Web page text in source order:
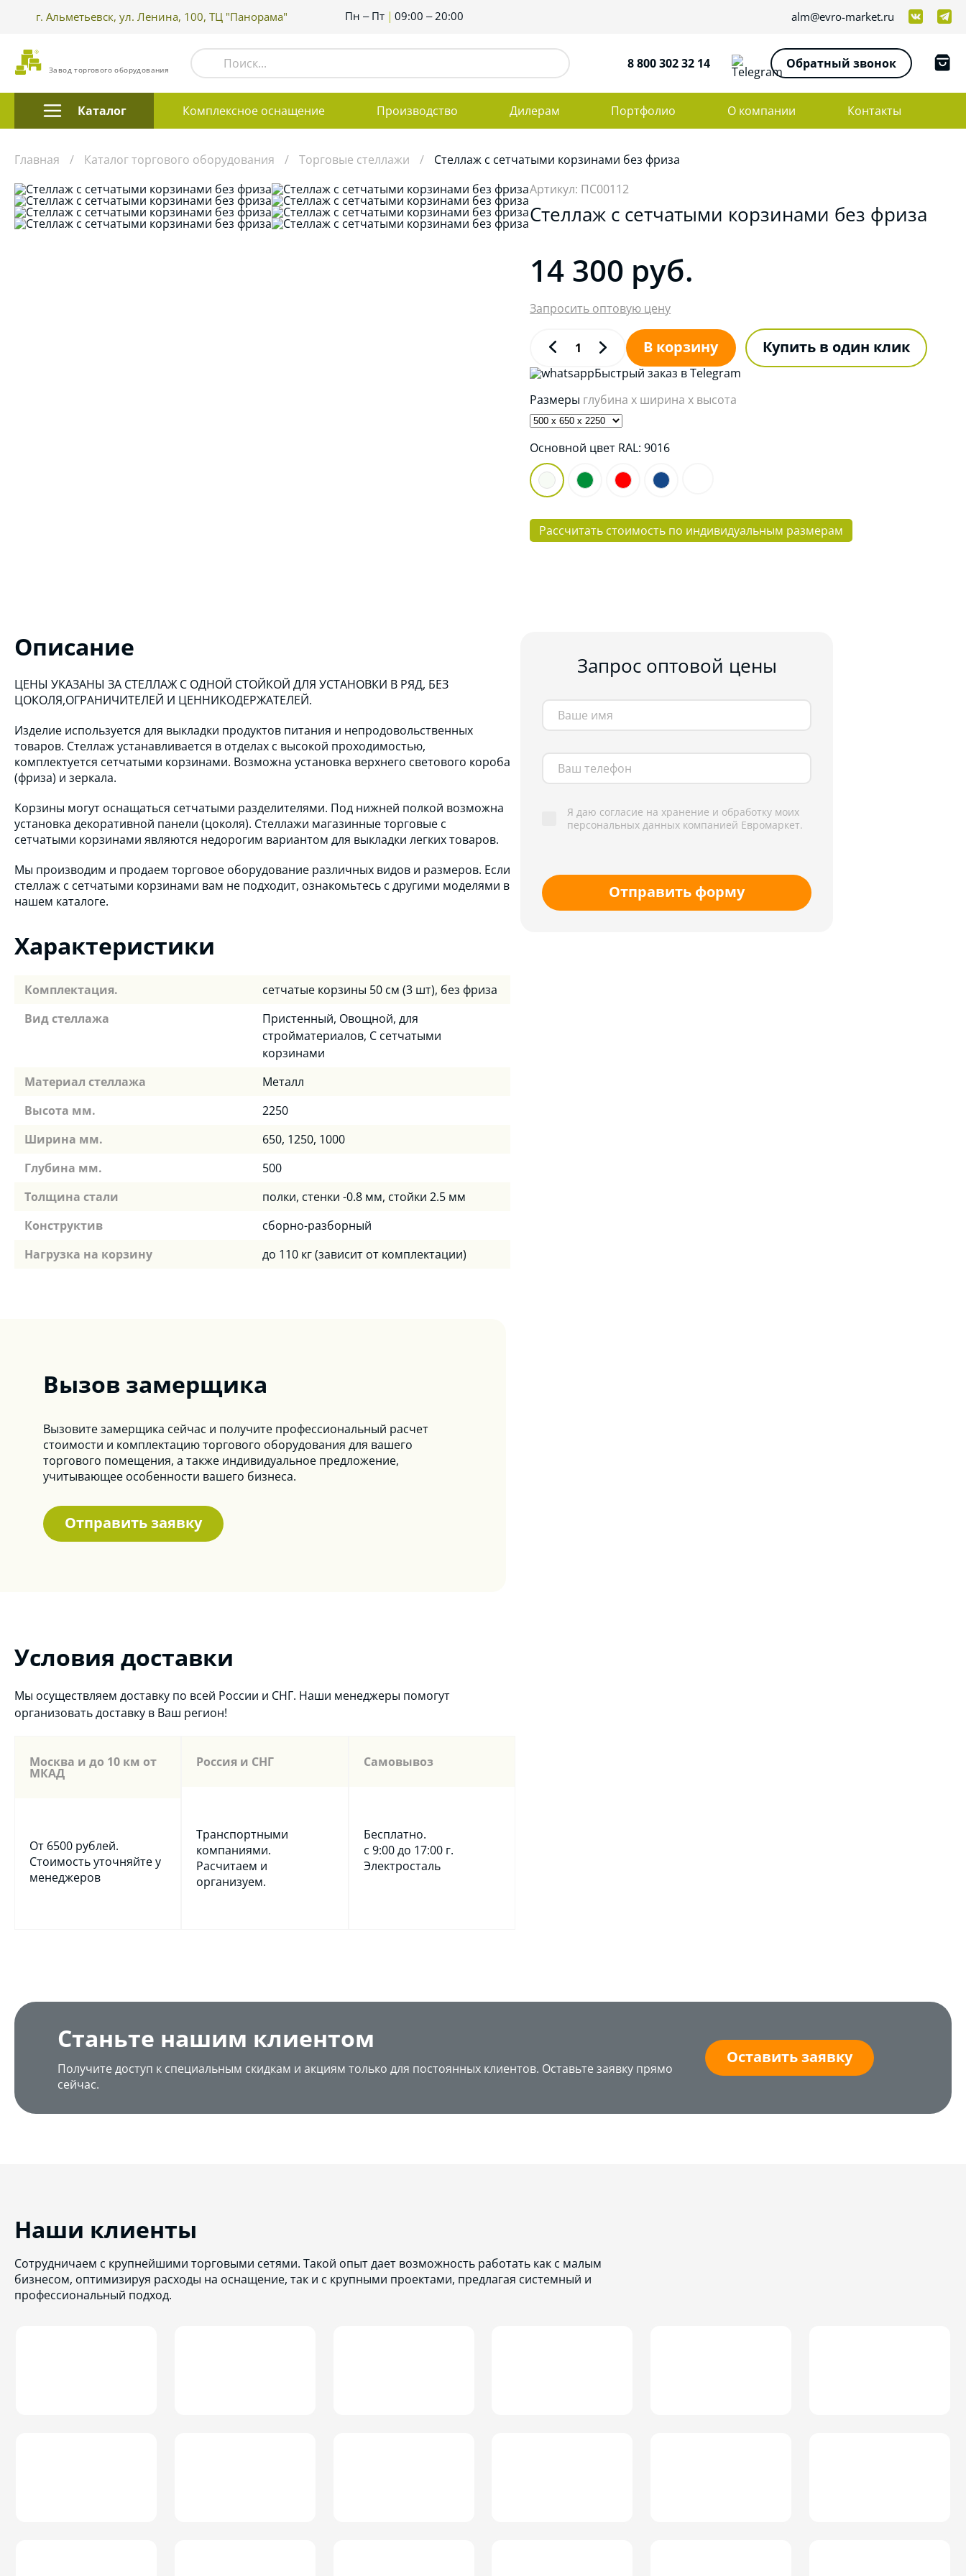
г. Альметьевск, ул. Ленина, 100, ТЦ "Панорама" Пн – Пт 09:00 – 20:00 alm@evro-market.ru
Завод торгового оборудования 8 800 302 32 14 Обратный звонок
Каталог Комплексное оснащение Производство Дилерам Портфолио О компании Контакты
Главная Каталог торгового оборудования Торговые стеллажи
Стеллаж с сетчатыми корзинами без фриза
Артикул: ПС00112
Стеллаж с сетчатыми корзинами без фриза
14 300 руб.
Запросить оптовую цену
В корзину Купить в один клик
Быстрый заказ в Telegram
Размеры глубина x ширина x высота
Основной цвет RAL:9016
Рассчитать стоимость по индивидуальным размерам
Описание
ЦЕНЫ УКАЗАНЫ ЗА СТЕЛЛАЖ С ОДНОЙ СТОЙКОЙ ДЛЯ УСТАНОВКИ В РЯД, БЕЗ
ЦОКОЛЯ,ОГРАНИЧИТЕЛЕЙ И ЦЕННИКОДЕРЖАТЕЛЕЙ.
Изделие используется для выкладки продуктов питания и непродовольственных
товаров. Стеллаж устанавливается в отделах с высокой проходимостью,
комплектуется сетчатыми корзинами. Возможна установка верхнего светового короба
(фриза) и зеркала.
Корзины могут оснащаться сетчатыми разделителями. Под нижней полкой возможна
установка декоративной панели (цоколя). Стеллажи магазинные торговые с
сетчатыми корзинами являются недорогим вариантом для выкладки легких товаров.
Мы производим и продаем торговое оборудование различных видов и размеров. Если
стеллаж с сетчатыми корзинами вам не подходит, ознакомьтесь с другими моделями в
нашем каталоге.
Характеристики
Комплектация.
сетчатые корзины 50 см (3 шт), без фриза
Вид стеллажа
Пристенный, Овощной, для
стройматериалов, С сетчатыми
корзинами
Материал стеллажа
Металл
Высота мм.
2250
Ширина мм.
650, 1250, 1000
Глубина мм.
500
Толщина стали
полки, стенки -0.8 мм, стойки 2.5 мм
Конструктив
сборно-разборный
Нагрузка на корзину
до 110 кг (зависит от комплектации)
Вызов замерщика
Вызовите замерщика сейчас и получите профессиональный расчет
стоимости и комплектацию торгового оборудования для вашего
торгового помещения, а также индивидуальное предложение,
учитывающее особенности вашего бизнеса.
Отправить заявку
Условия доставки
Мы осуществляем доставку по всей России и СНГ. Наши менеджеры помогут
организовать доставку в Ваш регион!
Москва и до 10 км от
МКАД
От 6500 рублей.
Стоимость уточняйте у
менеджеров
Россия и СНГ
Транспортными
компаниями.
Расчитаем и
организуем.
Самовывоз
Бесплатно.
с 9:00 до 17:00 г.
Электросталь
Запрос оптовой цены
Я даю согласие на хранение и обработку моих
персональных данных компанией Евромаркет.
Отправить форму
Станьте нашим клиентом
Получите доступ к специальным скидкам и акциям только для постоянных клиентов. Оставьте заявку прямо
сейчас.
Оставить заявку
Наши клиенты
Сотрудничаем с крупнейшими торговыми сетями. Такой опыт дает возможность работать как с малым
бизнесом, оптимизируя расходы на оснащение, так и с крупными проектами, предлагая системный и
профессиональный подход.